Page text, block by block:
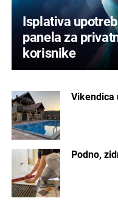
Isplativa
panela za
korisnike
Vikendica
Podno,